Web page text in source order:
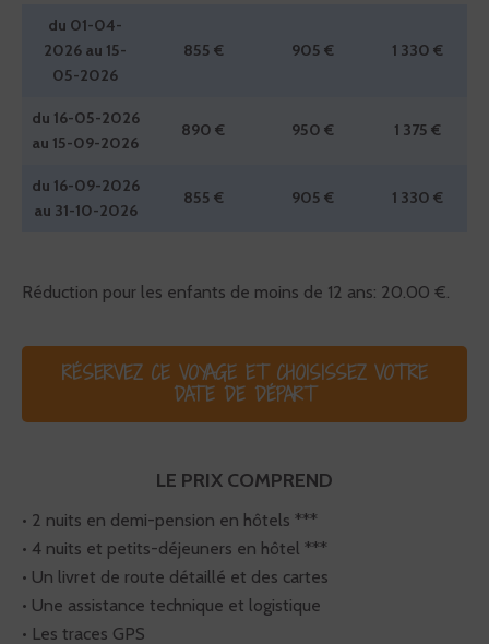
du 01-04-
2026 au 15-
05-2026
855 € 905 € 1 330 €
du 16-05-2026
au 15-09-2026
890 € 950 € 1 375 €
du 16-09-2026
au 31-10-2026
855 € 905 € 1 330 €
Réduction pour les enfants de moins de 12 ans: 20.00 €.
RÉSERVEZ CE VOYAGE ET CHOISISSEZ VOTRE
DATE DE DÉPART
LE PRIX COMPREND
• 2 nuits en demi-pension en hôtels ***
• 4 nuits et petits-déjeuners en hôtel ***
• Un livret de route détaillé et des cartes
• Une assistance technique et logistique
• Les traces GPS